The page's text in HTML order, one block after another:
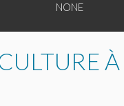
NONE
NONE
NONE
NONE